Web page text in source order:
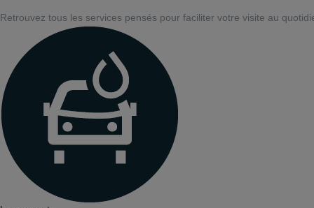
Retrouvez tous les services pensés pour faciliter votre visite au